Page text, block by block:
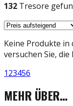
132 Tresore
Keine Produkte
versuchen Sie,
123456
MEHR ÜBER…